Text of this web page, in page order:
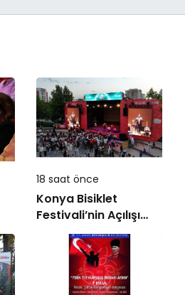
18 saat önce
Konya Bisiklet
Festivali’nin Açılışı
Coşkuyla Gerçekleşti